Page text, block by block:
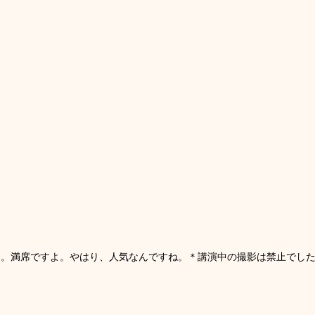
満席ですよ。やはり、人気なんですね。＊講演中の撮影は禁止でし